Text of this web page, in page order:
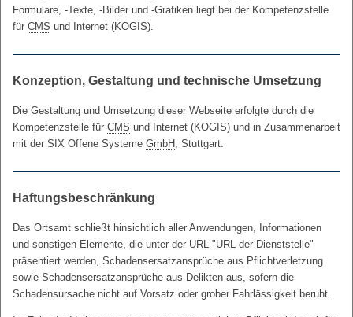
Formulare, -Texte, -Bilder und -Grafiken liegt bei der Kompetenzstelle
für CMS und Internet (KOGIS).
Konzeption, Gestaltung und technische Umsetzung
Die Gestaltung und Umsetzung dieser Webseite erfolgte durch die
Kompetenzstelle für CMS und Internet (KOGIS) und in Zusammenarbeit
mit der SIX Offene Systeme GmbH , Stuttgart.
Haftungsbeschränkung
Das Ortsamt schließt hinsichtlich aller Anwendungen, Informationen
und sonstigen Elemente, die unter der URL "URL der Dienststelle"
präsentiert werden, Schadensersatzansprüche aus Pflichtverletzung
sowie Schadensersatzansprüche aus Delikten aus, sofern die
Schadensursache nicht auf Vorsatz oder grober Fahrlässigkeit beruht.